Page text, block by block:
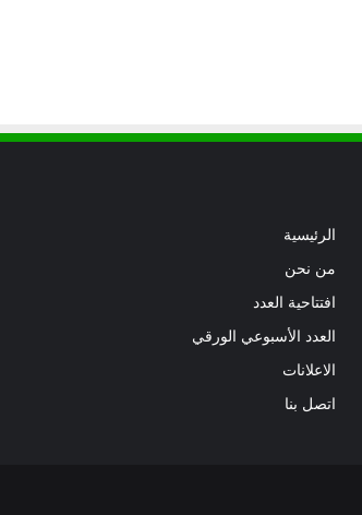
الرئيسية
من نحن
افتتاحية العدد
العدد الأسبوعي الورقي
الاعلانات
اتصل بنا